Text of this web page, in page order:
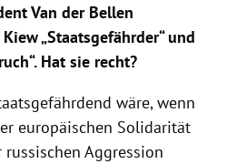
Van der Bellen
„Staatsgefährder“ und
Hat sie recht?
wäre, wenn
europäischen Solidarität
Aggression